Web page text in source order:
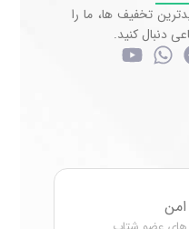
تخفیف ها، ما را
دنبال کنید.